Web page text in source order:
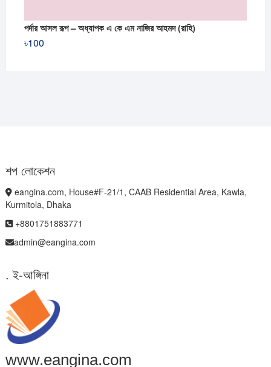
পর্দার আসল রূপ – অধ্যাপক এ কে এম নাজির আহমদ (রাহি)
৳100
শপ লোকেশন
eangina.com, House#F-21/1, CAAB Residential Area, Kawla,
Kurmitola, Dhaka
+8801751883771
admin@eangina.com
. ই-আঙ্গিনা
www.eangina.com